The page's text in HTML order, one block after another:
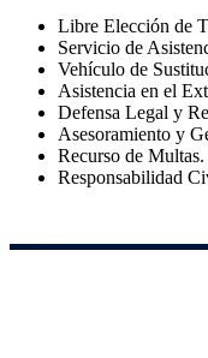
Libre Elección de
Servicio de
Vehículo de
Asistencia en el
Defensa Legal y
Asesoramiento y
Recurso de Multas.
Responsabilidad